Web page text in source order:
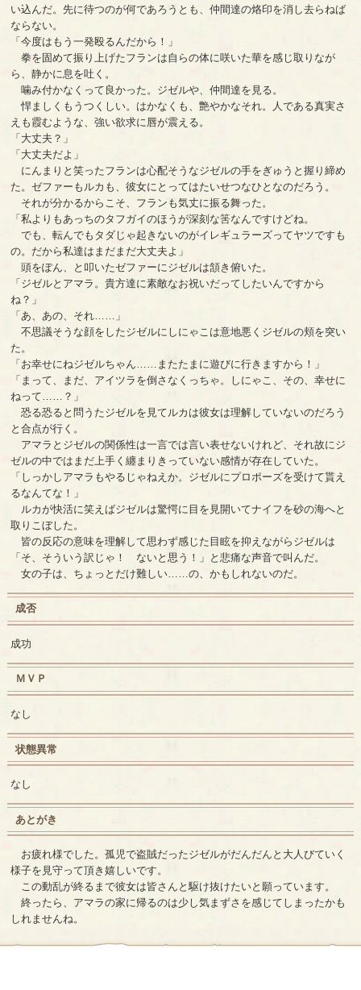
い込んだ。先に待つのが何であろうとも、仲間達の烙印を消し去らねば
ならない。
「今度はもう一発殴るんだから！」
拳を固めて振り上げたフランは自らの体に咲いた華を感じ取りなが
ら、静かに息を吐く。
噛み付かなくって良かった。ジゼルや、仲間達を見る。
悍ましくもうつくしい。はかなくも、艶やかなそれ。人である真実さ
えも霞むような、強い欲求に唇が震える。
「大丈夫？」
「大丈夫だよ」
にんまりと笑ったフランは心配そうなジゼルの手をぎゅうと握り締め
た。ゼファーもルカも、彼女にとってはたいせつなひとなのだろう。
それが分かるからこそ、フランも気丈に振る舞った。
「私よりもあっちのタフガイのほうが深刻な筈なんですけどね。
でも、転んでもタダじゃ起きないのがイレギュラーズってヤツですも
の。だから私達はまだまだ大丈夫よ」
頭をぽん、と叩いたゼファーにジゼルは頷き俯いた。
「ジゼルとアマラ。貴方達に素敵なお祝いだってしたいんですから
ね？」
「あ、あの、それ……」
不思議そうな顔をしたジゼルにしにゃこは意地悪くジゼルの頬を突い
た。
「お幸せにねジゼルちゃん……またたまに遊びに行きますから！」
「まって、まだ、アイツラを倒さなくっちゃ。しにゃこ、その、幸せに
ねって……？」
恐る恐ると問うたジゼルを見てルカは彼女は理解していないのだろう
と合点が行く。
アマラとジゼルの関係性は一言では言い表せないけれど、それ故にジ
ゼルの中ではまだ上手く纏まりきっていない感情が存在していた。
「しっかしアマラもやるじゃねえか。ジゼルにプロポーズを受けて貰え
るなんてな！」
ルカが快活に笑えばジゼルは驚愕に目を見開いてナイフを砂の海へと
取りこぼした。
皆の反応の意味を理解して思わず感じた目眩を抑えながらジゼルは
「そ、そういう訳じゃ！ ないと思う！」と悲痛な声音で叫んだ。
女の子は、ちょっとだけ難しい……の、かもしれないのだ。
成否
成功
ＭＶＰ
なし
状態異常
なし
あとがき
お疲れ様でした。孤児で盗賊だったジゼルがだんだんと大人びていく
様子を見守って頂き嬉しいです。
この動乱が終るまで彼女は皆さんと駆け抜けたいと願っています。
終ったら、アマラの家に帰るのは少し気まずさを感じてしまったかも
しれませんね。